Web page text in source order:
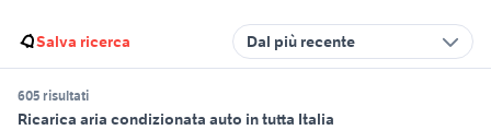
Salva ricerca Dal più recente
605 risultati
Ricarica aria condizionata auto in tutta Italia